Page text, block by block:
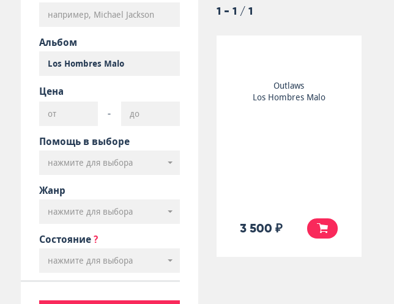
Альбом
Цена
-
Помощь в выборе
нажмите для выбора
Жанр
нажмите для выбора
Состояние ?
нажмите для выбора
1 - 1 / 1
Outlaws
Los Hombres Malo
3 500 ₽